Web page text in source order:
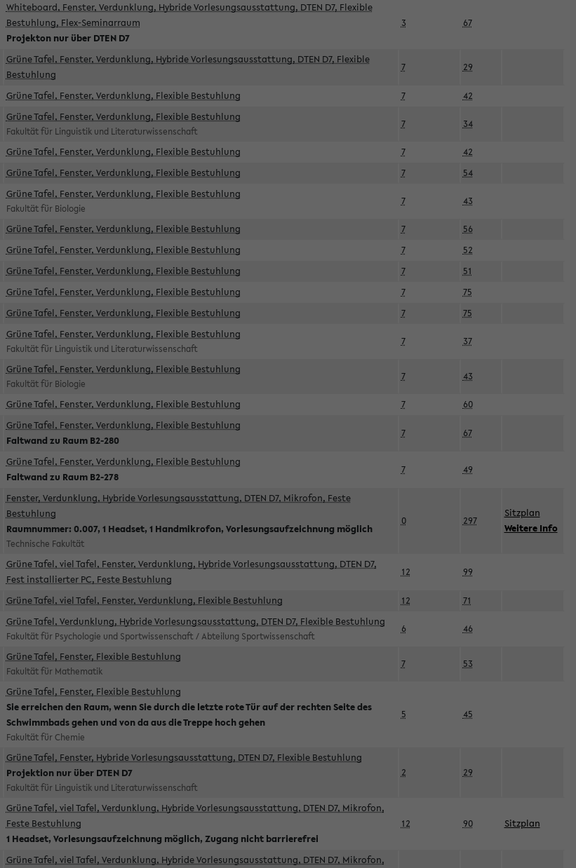
Whiteboard, Fenster, Verdunklung, Hybride Vorlesungsausstattung, DTEN D7, Flexible
Bestuhlung, Flex-Seminarraum
Projekton nur über DTEN D7
3 67
Grüne Tafel, Fenster, Verdunklung, Hybride Vorlesungsausstattung, DTEN D7, Flexible
Bestuhlung
7 29
Grüne Tafel, Fenster, Verdunklung, Flexible Bestuhlung 7 42
Grüne Tafel, Fenster, Verdunklung, Flexible Bestuhlung
Fakultät für Linguistik und Literaturwissenschaft
7 34
Grüne Tafel, Fenster, Verdunklung, Flexible Bestuhlung 7
42
Grüne Tafel, Fenster, Verdunklung, Flexible Bestuhlung 7 54
Grüne Tafel, Fenster, Verdunklung, Flexible Bestuhlung
Fakultät für Biologie
7 43
Grüne Tafel, Fenster, Verdunklung, Flexible Bestuhlung 7
56
Grüne Tafel, Fenster, Verdunklung, Flexible Bestuhlung 7
52
Grüne Tafel, Fenster, Verdunklung, Flexible Bestuhlung 7
51
Grüne Tafel, Fenster, Verdunklung, Flexible Bestuhlung 7
75
Grüne Tafel, Fenster, Verdunklung, Flexible Bestuhlung 7 75
Grüne Tafel, Fenster, Verdunklung, Flexible Bestuhlung
Fakultät für Linguistik und Literaturwissenschaft
7 37
Grüne Tafel, Fenster, Verdunklung, Flexible Bestuhlung
Fakultät für Biologie
7 43
Grüne Tafel, Fenster, Verdunklung, Flexible Bestuhlung 7 60
Grüne Tafel, Fenster, Verdunklung, Flexible Bestuhlung
Faltwand zu Raum B2-280
7 67
Grüne Tafel, Fenster, Verdunklung, Flexible Bestuhlung
Faltwand zu Raum B2-278
7 49
Fenster, Verdunklung, Hybride Vorlesungsausstattung, DTEN D7, Mikrofon, Feste
Bestuhlung
Raumnummer: 0.007, 1 Headset, 1 Handmikrofon, Vorlesungsaufzeichnung möglich
Technische Fakultät
0 297
Sitzplan
Weitere Info
Grüne Tafel, viel Tafel, Fenster, Verdunklung, Hybride Vorlesungsausstattung, DTEN D7,
Fest installierter PC, Feste Bestuhlung
12 99
Grüne Tafel, viel Tafel, Fenster, Verdunklung, Flexible Bestuhlung 12 71
Grüne Tafel, Verdunklung, Hybride Vorlesungsausstattung, DTEN D7, Flexible Bestuhlung
Fakultät für Psychologie und Sportwissenschaft / Abteilung Sportwissenschaft
6 46
Grüne Tafel, Fenster, Flexible Bestuhlung
Fakultät für Mathematik
7 53
Grüne Tafel, Fenster, Flexible Bestuhlung
Sie erreichen den Raum, wenn Sie durch die letzte rote Tür auf der rechten Seite des
Schwimmbads gehen und von da aus die Treppe hoch gehen
Fakultät für Chemie
5 45
Grüne Tafel, Fenster, Hybride Vorlesungsausstattung, DTEN D7, Flexible Bestuhlung
Projektion nur über DTEN D7
Fakultät für Linguistik und Literaturwissenschaft
2 29
Grüne Tafel, viel Tafel, Verdunklung, Hybride Vorlesungsausstattung, DTEN D7, Mikrofon,
Feste Bestuhlung
1 Headset, Vorlesungsaufzeichnung möglich, Zugang nicht barrierefrei
12 90 Sitzplan
Grüne Tafel, viel Tafel, Verdunklung, Hybride Vorlesungsausstattung, DTEN D7, Mikrofon,